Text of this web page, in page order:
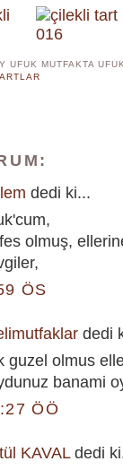
UFUK MUTFAKTA
dedi ki...
olmuş,
ÖS
dedi
guzel olmus
banami
ÖÖ
KAVALdedi